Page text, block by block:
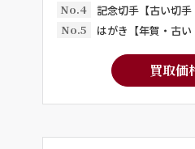
No.4
記念切手【古い切手
No.5
はがき【年賀・古い
買取価